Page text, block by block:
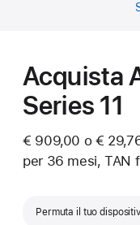
Acquista
Series 11
€ 909,00 o €
per 36 mesi, TAN
Permuta il tuo